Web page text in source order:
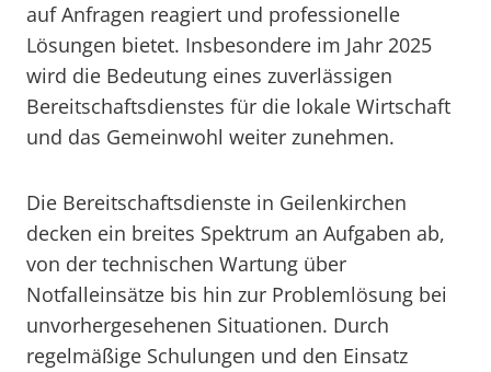
auf Anfragen reagiert und professionelle
Lösungen bietet. Insbesondere im Jahr 2025
wird die Bedeutung eines zuverlässigen
Bereitschaftsdienstes für die lokale Wirtschaft
und das Gemeinwohl weiter zunehmen.
Die Bereitschaftsdienste in Geilenkirchen
decken ein breites Spektrum an Aufgaben ab,
von der technischen Wartung über
Notfalleinsätze bis hin zur Problemlösung bei
unvorhergesehenen Situationen. Durch
regelmäßige Schulungen und den Einsatz